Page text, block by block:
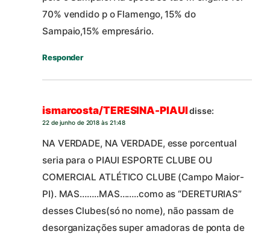
70% vendido p o Flamengo, 15% do
Sampaio,15% empresário.
Responder
ismarcosta/TERESINA-PIAUIdisse:
22 de junho de 2018 às 21:48
NA VERDADE, NA VERDADE, esse porcentual
seria para o PIAUI ESPORTE CLUBE OU
COMERCIAL ATLÉTICO CLUBE (Campo Maior-
PI). MAS……..MAS……..como as “DERETURIAS”
desses Clubes(só no nome), não passam de
desorganizações super amadoras de ponta de